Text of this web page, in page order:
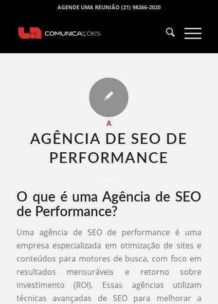
AGENDE UMA REUNIÃO (21) 98266-2020
A
AGÊNCIA DE SEO DE
PERFORMANCE​
O que é uma Agência de SEO
de Performance?
Uma agência de SEO de performance é uma
empresa especializada em otimização de sites e
conteúdos para motores de busca, com foco em
resultados mensuráveis e retorno sobre
investimento (ROI). Essas agências utilizam
técnicas avançadas de SEO para melhorar a